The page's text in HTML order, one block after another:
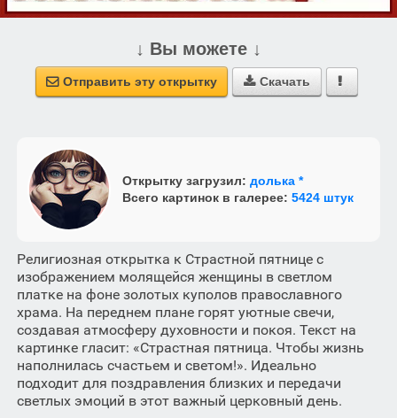
↓ Вы можете ↓
 Отправить эту открытку  Скачать 
Открытку загрузил: долька *
Всего картинок в галерее: 5424 штук
Религиозная открытка к Страстной пятнице с
изображением молящейся женщины в светлом
платке на фоне золотых куполов православного
храма. На переднем плане горят уютные свечи,
создавая атмосферу духовности и покоя. Текст на
картинке гласит: «Страстная пятница. Чтобы жизнь
наполнилась счастьем и светом!». Идеально
подходит для поздравления близких и передачи
светлых эмоций в этот важный церковный день.